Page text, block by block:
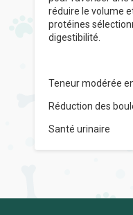
réduire le volume
protéines
digestibilité.
Teneur modérée
Réduction des
Santé urinaire